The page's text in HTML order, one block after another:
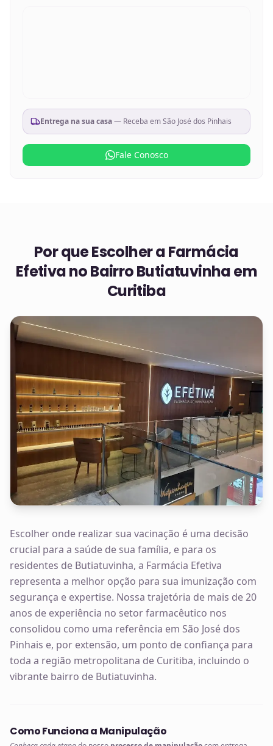
Entrega na sua casa— Receba emSão José dos Pinhais
Fale Conosco
Por que Escolher a Farmácia
Efetiva noBairro Butiatuvinha em
Curitiba
Escolher onde realizar sua vacinação é uma decisão
crucial para a saúde de sua família, e para os
residentes de Butiatuvinha, a Farmácia Efetiva
representa a melhor opção para sua imunização com
segurança e expertise. Nossa trajetória de mais de 20
anos de experiência no setor farmacêutico nos
consolidou como uma referência em São José dos
Pinhais e, por extensão, um ponto de confiança para
toda a região metropolitana de Curitiba, incluindo o
vibrante bairro de Butiatuvinha.
Como Funciona a Manipulação